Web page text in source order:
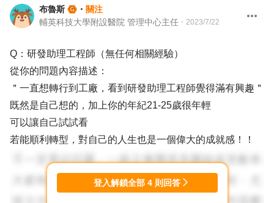
布魯斯 ・ 關注
輔英科技大學附設醫院 管理中心主任 ・ 2023/7/22
Q：研發助理工程師（無任何相關經驗）
從你的問題內容描述：
＂一直想轉行到工廠，看到研發助理工程師覺得滿有興趣＂
既然是自己想的，加上你的年紀21-25歲很年輕
可以讓自己試試看
若能順利轉型，對自己的人生也是一個偉大的成就感！！
登入解鎖全部 4 則回答